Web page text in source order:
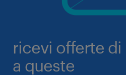
ricevi offerte
a queste